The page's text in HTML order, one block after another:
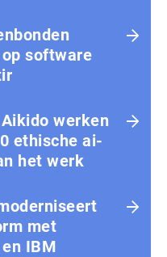
software
werken
ethische ai-
het werk
met
IBM